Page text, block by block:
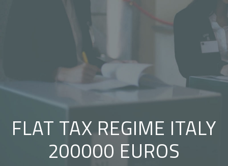
FLAT TAX REGIME ITALY
200000 EUROS